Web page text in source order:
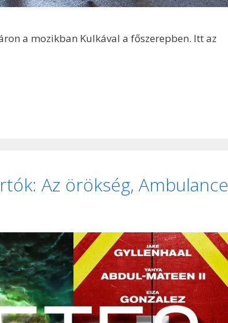
a mozikban Kulkával a főszerepben. Itt az
Az örökség, Ambulance